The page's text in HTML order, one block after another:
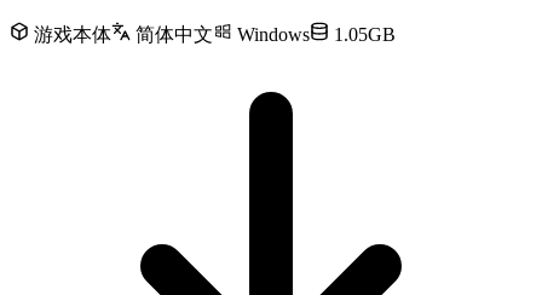
游戏本体 简体中文 Windows 1.05GB